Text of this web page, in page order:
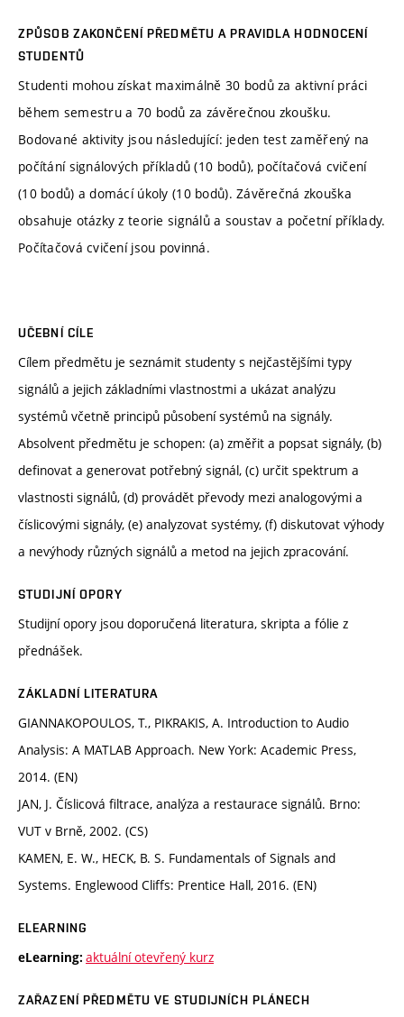
ZPŮSOB ZAKONČENÍ PŘEDMĚTU A PRAVIDLA HODNOCENÍ
STUDENTŮ
Studenti mohou získat maximálně 30 bodů za aktivní práci
během semestru a 70 bodů za závěrečnou zkoušku.
Bodované aktivity jsou následující: jeden test zaměřený na
počítání signálových příkladů (10 bodů), počítačová cvičení
(10 bodů) a domácí úkoly (10 bodů). Závěrečná zkouška
obsahuje otázky z teorie signálů a soustav a početní příklady.
Počítačová cvičení jsou povinná.
UČEBNÍ CÍLE
Cílem předmětu je seznámit studenty s nejčastějšími typy
signálů a jejich základními vlastnostmi a ukázat analýzu
systémů včetně principů působení systémů na signály.
Absolvent předmětu je schopen: (a) změřit a popsat signály, (b)
definovat a generovat potřebný signál, (c) určit spektrum a
vlastnosti signálů, (d) provádět převody mezi analogovými a
číslicovými signály, (e) analyzovat systémy, (f) diskutovat výhody
a nevýhody různých signálů a metod na jejich zpracování.
STUDIJNÍ OPORY
Studijní opory jsou doporučená literatura, skripta a fólie z
přednášek.
ZÁKLADNÍ LITERATURA
GIANNAKOPOULOS, T., PIKRAKIS, A. Introduction to Audio
Analysis: A MATLAB Approach. New York: Academic Press,
2014. (EN)
JAN, J. Číslicová filtrace, analýza a restaurace signálů. Brno:
VUT v Brně, 2002. (CS)
KAMEN, E. W., HECK, B. S. Fundamentals of Signals and
Systems. Englewood Cliffs: Prentice Hall, 2016. (EN)
ELEARNING
eLearning: aktuální otevřený kurz
ZAŘAZENÍ PŘEDMĚTU VE STUDIJNÍCH PLÁNECH